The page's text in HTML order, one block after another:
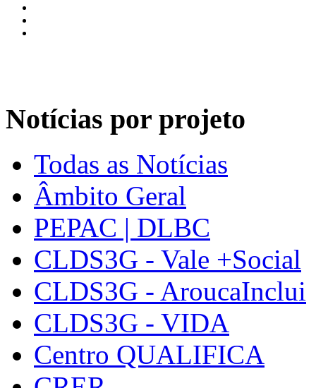
Notícias por projeto
Todas as Notícias
Âmbito Geral
PEPAC | DLBC
CLDS3G - Vale +Social
CLDS3G - AroucaInclui
CLDS3G - VIDA
Centro QUALIFICA